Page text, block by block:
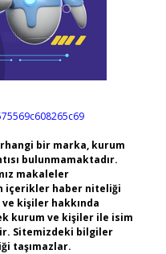
bir marka, kurum
bulunmamaktadır.
makaleler
içerikler haber niteliği
kişiler hakkında
kurum ve kişiler ile isim
Sitemizdeki bilgiler
taşımazlar.